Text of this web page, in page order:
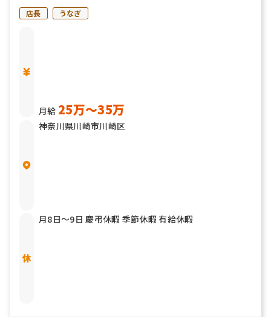
店長 うなぎ
月給 25万〜35万
神奈川県川崎市川崎区
月8日〜9日 慶弔休暇 季節休暇 有給休暇